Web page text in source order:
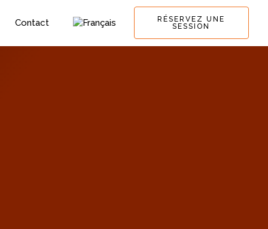
Contact
RÉSERVEZ UNE
SESSION